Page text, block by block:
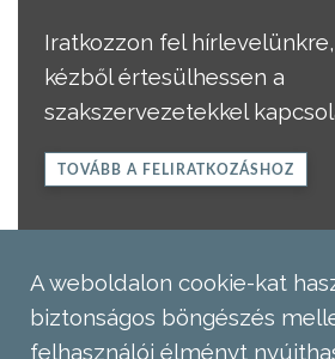
Iratkozzon fel
kézből értesülhessen a
szakszervezetekkel
TOVÁBB A FELIRATKOZÁSHOZ
A weboldalon cookie-kat
biztonságos böngészés
felhasználói élményt